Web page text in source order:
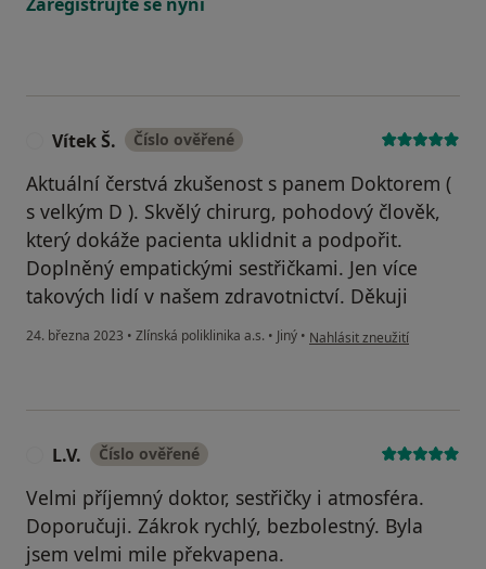
Vítek Š. Číslo ověřené
Aktuální čerstvá zkušenost s panem Doktorem (
s velkým D ). Skvělý chirurg, pohodový člověk,
který dokáže pacienta uklidnit a podpořit.
Doplněný empatickými sestřičkami. Jen více
takových lidí v našem zdravotnictví. Děkuji
24. března 2023 • Zlínská poliklinika a.s. • Jiný • podle názoru uživatele Vítek
Nahlásit zneužití
L.V. Číslo ověřené
Velmi příjemný doktor, sestřičky i atmosféra.
Doporučuji. Zákrok rychlý, bezbolestný. Byla
jsem velmi mile překvapena.